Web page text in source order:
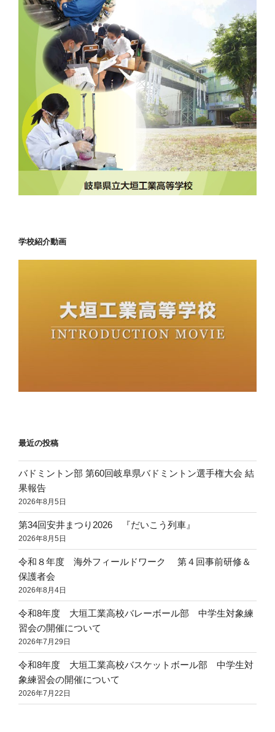
学校紹介動画
最近の投稿
バドミントン部 第60回岐阜県バドミントン選手権大会 結
果報告
2026年8月5日
第34回安井まつり2026 『だいこう列車』
2026年8月5日
令和８年度 海外フィールドワーク 第４回事前研修＆
保護者会
2026年8月4日
令和8年度 大垣工業高校バレーボール部 中学生対象練
習会の開催について
2026年7月29日
令和8年度 大垣工業高校バスケットボール部 中学生対
象練習会の開催について
2026年7月22日